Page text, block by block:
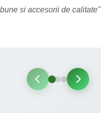
si accesorii de calitate"